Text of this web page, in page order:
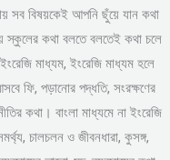
সব বিষয়কেই আপনি ছুঁয়ে যান কথা
স্কুলের কথা বলতে বলতেই কথা চলে
মাধ্যম, ইংরেজি মাধ্যম হলে
ফি, পড়ানোর পদ্ধতি, সংরক্ষণের
কথা। বাংলা মাধ্যমে না ইংরেজি
চালচলন ও জীবনধারা, কুসঙ্গ,